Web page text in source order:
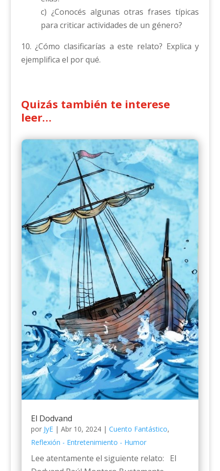
c) ¿Conocés algunas otras frases típicas
para criticar actividades de un género?
10. ¿Cómo clasificarías a este relato? Explica y
ejemplifica el por qué.
Quizás también te interese
leer…
El Dodvand
por JyE| Abr 10, 2024| Cuento Fantástico,
Reflexión - Entretenimiento - Humor
Lee atentamente el siguiente relato: El